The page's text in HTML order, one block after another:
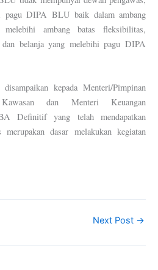
pagu DIPA BLU baik dalam ambang
ambang batas fleksibilitas,
belanja yang melebihi pagu DIPA
kepada Menteri/Pimpinan
dan Menteri Keuangan
Definitif yang telah mendapatkan
merupakan dasar melakukan kegiatan
Next Post →